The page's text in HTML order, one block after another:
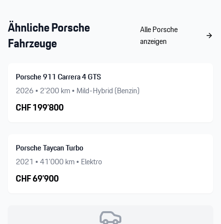
ÄhnlichePorsche
Fahrzeuge
AllePorsche
anzeigen
Porsche 911 Carrera 4 GTS
2026• 2’200km • Mild-Hybrid (Benzin)
CHF199’800
Porsche Taycan Turbo
2021 •41’000km • Elektro
CHF69’900